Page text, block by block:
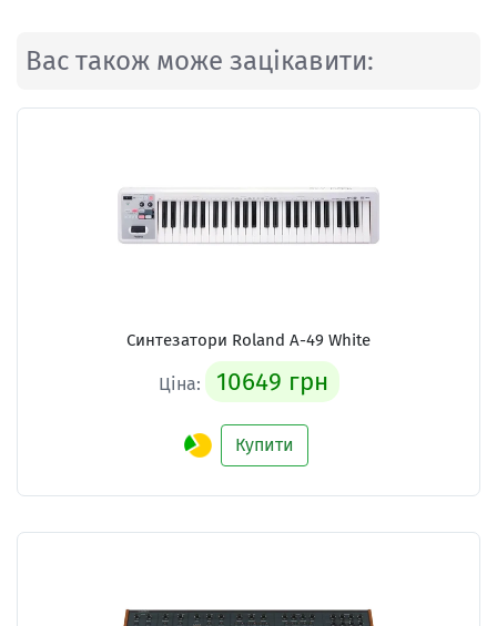
Вас також може зацікавити:
Синтезатори Roland A-49 White
Ціна: 10649 грн
Купити